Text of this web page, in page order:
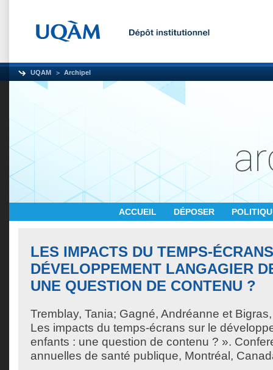
UQAM Archipel
ACCUEIL DÉPOSER
LES IMPACTS DU TEMPS-
DÉVELOPPEMENT LANGAGIER
UNE QUESTION DE CONTENU ?
Tremblay, Tania; Gagné, Andréanne et
Les impacts du temps-écrans sur le
enfants : une question de contenu ? ».
annuelles de santé publique, Montréal,